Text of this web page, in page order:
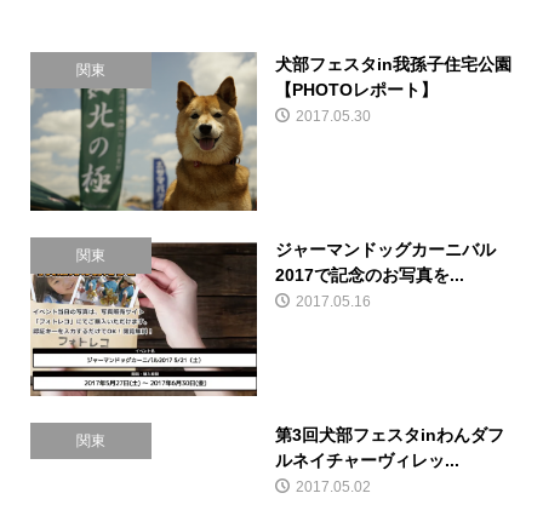
関東
犬部フェスタin我孫子住宅公園
【PHOTOレポート】
2017.05.30
関東
ジャーマンドッグカーニバル
2017で記念のお写真を...
2017.05.16
関東
第3回犬部フェスタinわんダフ
ルネイチャーヴィレッ...
2017.05.02